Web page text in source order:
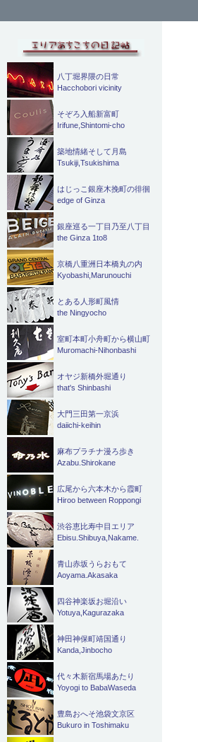
索
八丁堀界隈の日常
Hacchobori vicinity
そぞろ入船新富町
Irifune,Shintomi-cho
築地情緒そして月島
Tsukiji,Tsukishima
はじっこ銀座木挽町の徘徊
edge of Ginza
銀座巡る一丁目乃至八丁目
the Ginza 1to8
京橋八重洲日本橋丸の内
Kyobashi,Marunouchi
とある人形町風情
the Ningyocho
室町本町小舟町から横山町
Muromachi-Nihonbashi
オヤジ新橋外堀通り
that's Shinbashi
大門三田第一京浜
daiichi-keihin
麻布プラチナ漫ろ歩き
Azabu.Shirokane
広尾から六本木から霞町
Hiroo between Roppongi
渋谷恵比寿中目エリア
Ebisu.Shibuya,Nakame.
青山赤坂うらおもて
Aoyama.Akasaka
四谷神楽坂お堀沿い
Yotuya,Kagurazaka
神田神保町靖国通り
Kanda,Jinbocho
代々木新宿馬場あたり
Yoyogi to BabaWaseda
豊島おへそ池袋文京区
Bukuro in Toshimaku